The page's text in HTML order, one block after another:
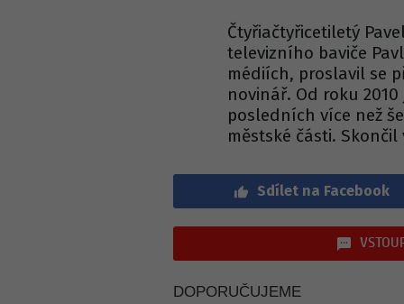
Čtyřiačtyřicetiletý
televizního baviče
médiích, proslavil se
novinář. Od roku
posledních více než
městské části.
Sdílet na Facebook